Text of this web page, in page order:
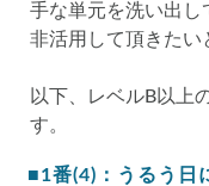
手な単元を洗い出し
非活用して頂きたい
以下、レベルB以上
す。
■1番(4)：うるう日